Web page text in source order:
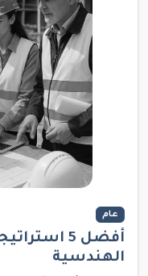
عام
أفضل 5
الهندسية